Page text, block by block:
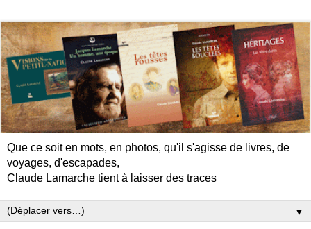
Que ce soit en mots, en photos, qu'il s'agisse de livres, de
voyages, d'escapades,
Claude Lamarche tient à laisser des traces
▼